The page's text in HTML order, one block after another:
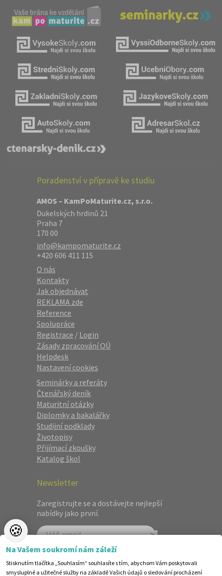
Poradenství v přípravě ke studiu
AMOS – KamPoMaturite.cz, s.r.o.
Dukelských hrdinů 21
Praha 7
170 00
info@kampomaturite.cz
+420 606 411 115
O nás
Kontakty
Jak objednávat
REKLAMA zde
Reference
Spolupráce
Registrace / Login
Zásady zpracování OÚ
Helpdesk
Nastavení cookies
Seminárky a referáty
Čtenářský deník
Maturitní otázky
Diplomky a bakalářky
Studijní podklady
Životopisy
Přijímací zkoušky
Katalog škol
Newsletter
Zaregistrujte se a dostávejte nejlepší
nabídky jako první.
🍪
Na Vašem soukromí nám záleží
Stisknutím tlačítka „Souhlasím“ souhlasíte s tím, abychom Vám poskytovali
smysluplné a užitečné služby na základě Vašich údajů o sledování procházení